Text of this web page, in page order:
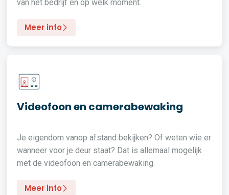
van het bedrijf en op welk moment.
Meer info
Videofoon en camerabewaking
Je eigendom vanop afstand bekijken? Of weten wie er
wanneer voor je deur staat? Dat is allemaal mogelijk
met de videofoon en camerabewaking.
Meer info